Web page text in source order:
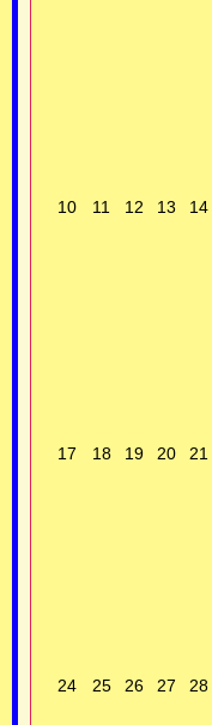
10 11 12 13 14
17 18 19 20 21
24 25 26 27 28